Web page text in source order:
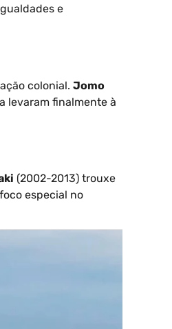
e
colonial. Jomo
levaram finalmente à
(2002-2013) trouxe
especial no